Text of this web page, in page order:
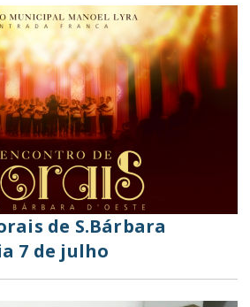
de S.Bárbara
7 de julho